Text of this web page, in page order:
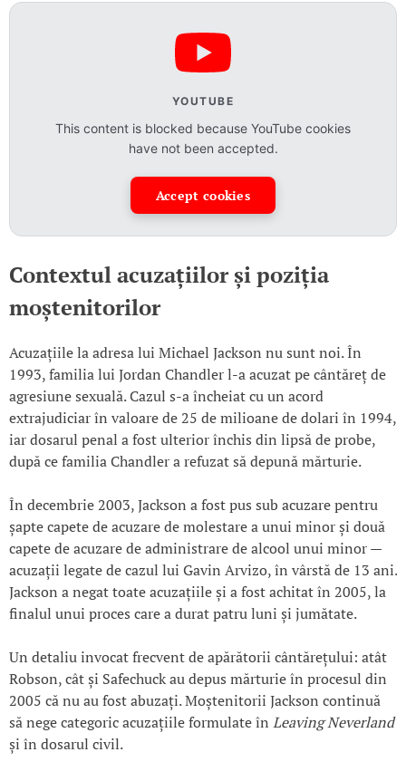
YOUTUBE
This content is blocked because YouTube cookies
have not been accepted.
Accept cookies
Contextul acuzațiilor și poziția
moștenitorilor
Acuzațiile la adresa lui Michael Jackson nu sunt noi. În
1993, familia lui Jordan Chandler l-a acuzat pe cântăreț de
agresiune sexuală. Cazul s-a încheiat cu un acord
extrajudiciar în valoare de 25 de milioane de dolari în 1994,
iar dosarul penal a fost ulterior închis din lipsă de probe,
după ce familia Chandler a refuzat să depună mărturie.
În decembrie 2003, Jackson a fost pus sub acuzare pentru
șapte capete de acuzare de molestare a unui minor și două
capete de acuzare de administrare de alcool unui minor —
acuzații legate de cazul lui Gavin Arvizo, în vârstă de 13 ani.
Jackson a negat toate acuzațiile și a fost achitat în 2005, la
finalul unui proces care a durat patru luni și jumătate.
Un detaliu invocat frecvent de apărătorii cântărețului: atât
Robson, cât și Safechuck au depus mărturie în procesul din
2005 că nu au fost abuzați. Moștenitorii Jackson continuă
să nege categoric acuzațiile formulate în Leaving Neverland
și în dosarul civil.